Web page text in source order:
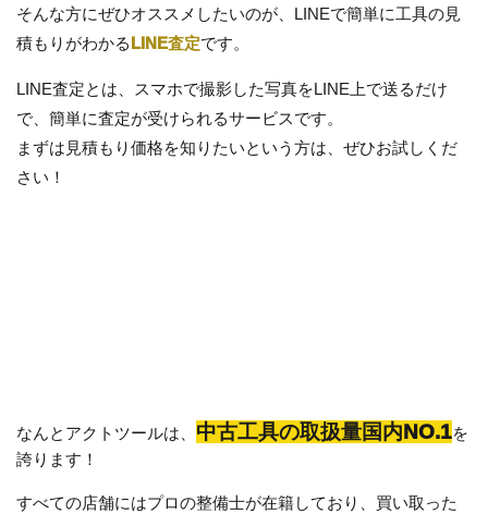
そんな方にぜひオススメしたいのが、LINEで簡単に工具の見
積もりがわかるLINE査定です。
LINE査定とは、スマホで撮影した写真をLINE上で送るだけ
で、簡単に査定が受けられるサービスです。
まずは見積もり価格を知りたいという方は、ぜひお試しくだ
さい！
なんとアクトツールは、 中古工具の取扱量国内NO.1を
誇ります！
すべての店舗にはプロの整備士が在籍しており、買い取った